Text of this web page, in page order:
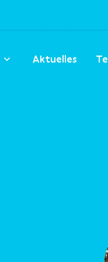
Aktuelles